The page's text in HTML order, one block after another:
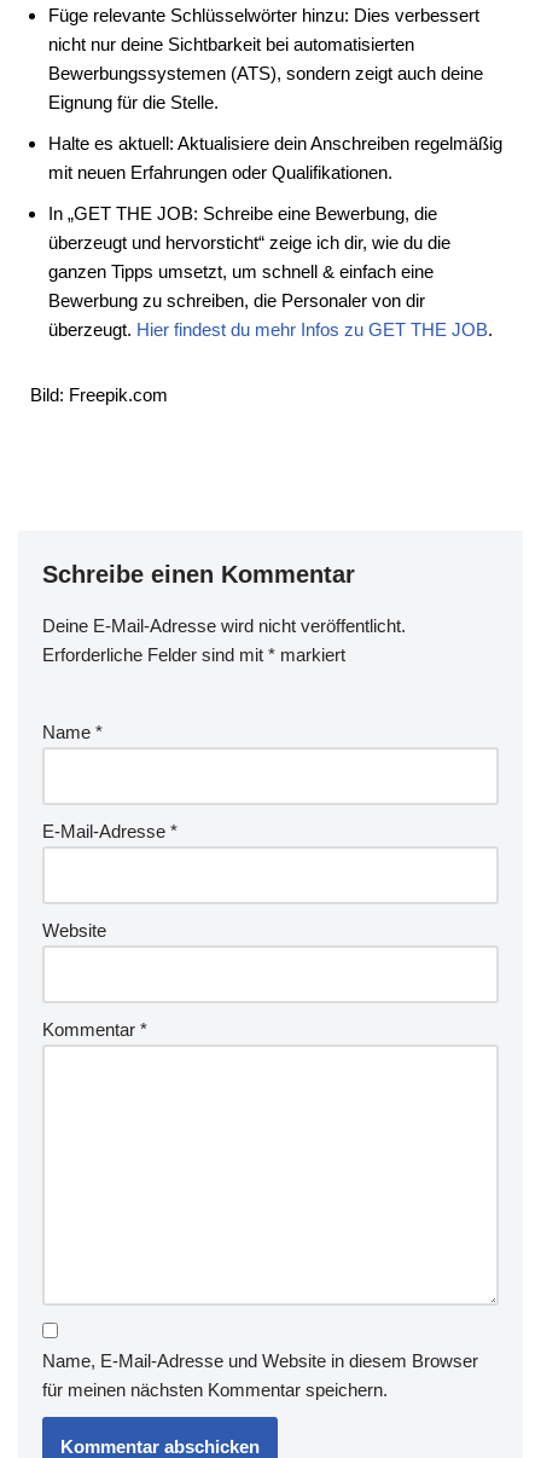
Füge relevante Schlüsselwörter hinzu: Dies verbessert
nicht nur deine Sichtbarkeit bei automatisierten
Bewerbungssystemen (ATS), sondern zeigt auch deine
Eignung für die Stelle.
Halte es aktuell: Aktualisiere dein Anschreiben regelmäßig
mit neuen Erfahrungen oder Qualifikationen.
In „GET THE JOB: Schreibe eine Bewerbung, die
überzeugt und hervorsticht“ zeige ich dir, wie du die
ganzen Tipps umsetzt, um schnell & einfach eine
Bewerbung zu schreiben, die Personaler von dir
überzeugt. Hier findest du mehr Infos zu GET THE JOB.
Bild: Freepik.com
Schreibe einen Kommentar
Deine E-Mail-Adresse wird nicht veröffentlicht.
Erforderliche Felder sind mit * markiert
Name *
E-Mail-Adresse *
Website
Kommentar *
Name, E-Mail-Adresse und Website in diesem Browser
für meinen nächsten Kommentar speichern.